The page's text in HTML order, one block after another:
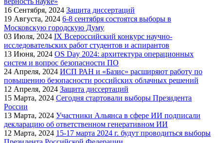
16 Сентября, 2024 Защита диссертаций
19 Августа, 2024 6-8 сентября состоятся выборы в
Московскую городскую Думу
03 Июля, 2024 IX Всероссийский конкурс научно-
исследовательских работ студентов и аспирантов
13 Июня, 2024 OS Day 2024: архитектура операционных
систем и вопрос безопасности ПО
24 Апреля, 2024 ИСП РАН и «Базис» расширяют работу по
повышению безопасности российских облачных решений
12 Апреля, 2024 Защита диссертаций
15 Марта, 2024 Сегодня стартовали выборы Президента
России
13 Марта, 2024 Участники Альянса в сфере ИИ подписали
декларацию об ответственном генеративном ИИ
12 Марта, 2024 15-17 марта 2024 г. будут проводиться выборы